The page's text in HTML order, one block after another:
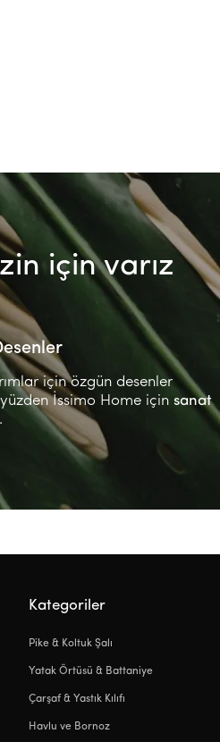
için varız
için özgün desenler
İssimo Home için sanat
Kategoriler
Pike & Koltuk Şalı
Yatak Örtüsü & Battaniye
Çarşaf & Yastık Kılıfı
Havlu ve Bornoz